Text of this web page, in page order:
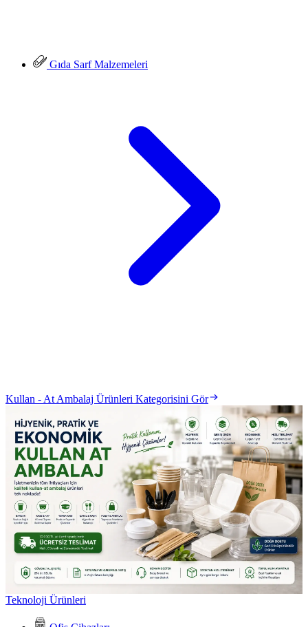
Gıda Sarf Malzemeleri
Kullan - At Ambalaj Ürünleri Kategorisini Gör
Teknoloji Ürünleri